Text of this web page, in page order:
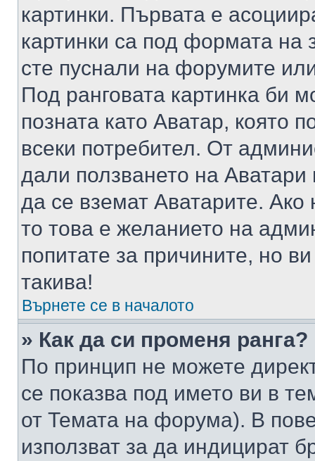
картинки. Първата е
картинки са под формата на
сте пуснали на форумите
Под ранговата картинка би
позната като Аватар, която
всеки потребител. От
дали ползването на
да се вземат Аватарите.
то това е желанието на
попитате за причините, но
такива!
Върнете се в началото
» Как да си променя ранга?
По принцип не можете
се показва под името ви в
от Темата на форума). В
използват за да индицират